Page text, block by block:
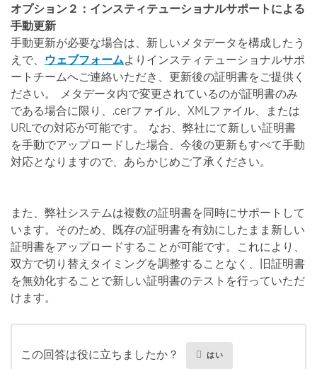
オプション２：インスティテューショナルサポートによる
手動更新
手動更新が必要な場合は、新しいメタデータを構成したう
えで、 ウェブフォームよりインスティテューショナルサポ
ートチームへご連絡いただき、更新後の証明書をご提供く
ださい。 メタデータ内で変更されているのが証明書のみ
である場合に限り、.cerファイル、XMLファイル、または
URLでの対応が可能です。 なお、弊社にて新しい証明書
を手動でアップロードした場合、今後の更新もすべて手動
対応となりますので、あらかじめご了承ください。
また、弊社システムは複数の証明書を同時にサポートして
います。そのため、既存の証明書を有効にしたまま新しい
証明書をアップロードすることが可能です。これにより、
双方で切り替えタイミングを調整することなく、旧証明書
を無効化することで新しい証明書のテストを行っていただ
けます。
この回答は役に立ちましたか？ はい